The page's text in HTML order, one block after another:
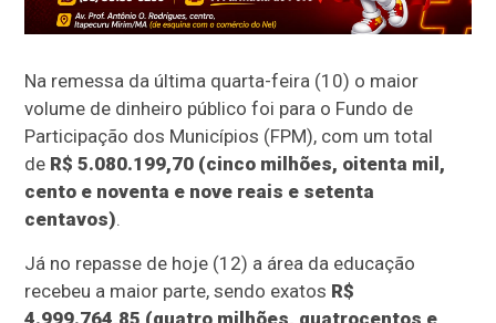
Na remessa da última quarta-feira (10) o maior
volume de dinheiro público foi para o Fundo de
Participação dos Municípios (FPM), com um total
de R$ 5.080.199,70 (cinco milhões, oitenta mil,
cento e noventa e nove reais e setenta
centavos).
Já no repasse de hoje (12) a área da educação
recebeu a maior parte, sendo exatos R$
4.999.764,85 (quatro milhões, quatrocentos e